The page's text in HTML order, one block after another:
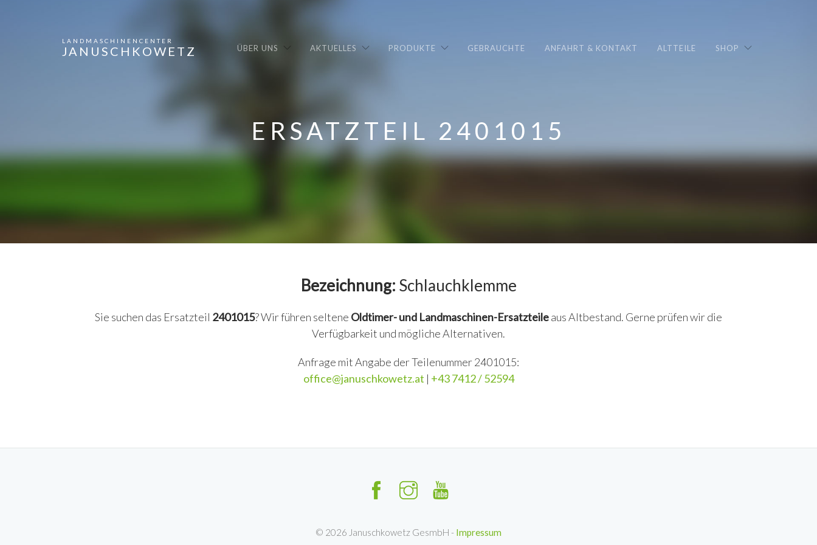
LANDMASCHINENCENTER
JANUSCHKOWETZ ÜBER UNS AKTUELLES PRODUKTE GEBRAUCHTE ANFAHRT & KONTAKT ALTTEILE SHOP
ERSATZTEIL 2401015
Bezeichnung: Schlauchklemme
Sie suchen das Ersatzteil 2401015? Wir führen seltene Oldtimer- und Landmaschinen-Ersatzteileaus Altbestand. Gerne prüfen wir die
Verfügbarkeit und mögliche Alternativen.
Anfrage mit Angabe der Teilenummer 2401015:
office@januschkowetz.at | +43 7412 / 52594
© 2026 Januschkowetz GesmbH - Impressum